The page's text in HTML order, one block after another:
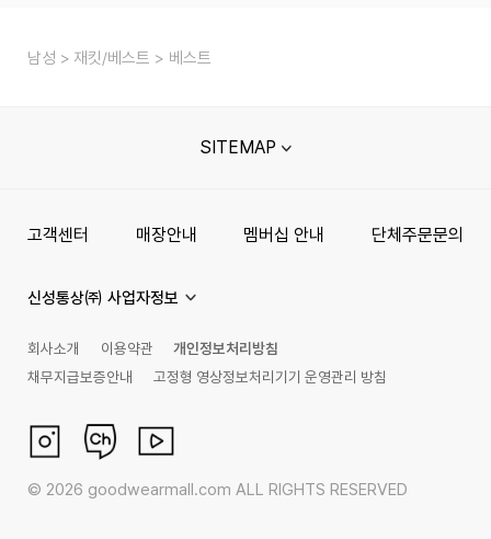
남성 재킷/베스트 베스트
SITEMAP
고객센터 매장안내 멤버십 안내 단체주문문의
신성통상㈜ 사업자정보
회사소개 이용약관
개인정보처리방침
채무지급보증안내
고정형 영상정보처리기기 운영관리 방침
© 2026 goodwearmall.com ALL RIGHTS RESERVED